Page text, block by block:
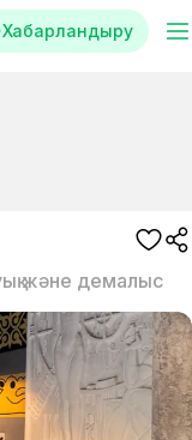
Хабарландыру
және демалыс